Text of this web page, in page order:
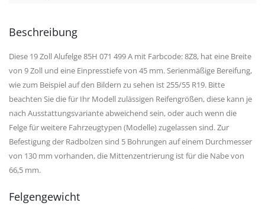
Beschreibung
Diese 19 Zoll Alufelge 85H 071 499 A mit Farbcode: 8Z8, hat eine Breite
von 9 Zoll und eine Einpresstiefe von 45 mm. Serienmäßige Bereifung,
wie zum Beispiel auf den Bildern zu sehen ist 255/55 R19. Bitte
beachten Sie die für Ihr Modell zulässigen Reifengrößen, diese kann je
nach Ausstattungsvariante abweichend sein, oder auch wenn die
Felge für weitere Fahrzeugtypen (Modelle) zugelassen sind. Zur
Befestigung der Radbolzen sind 5 Bohrungen auf einem Durchmesser
von 130 mm vorhanden, die Mittenzentrierung ist für die Nabe von
66,5 mm.
Felgengewicht